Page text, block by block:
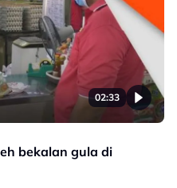
02:33
bekalan gula di